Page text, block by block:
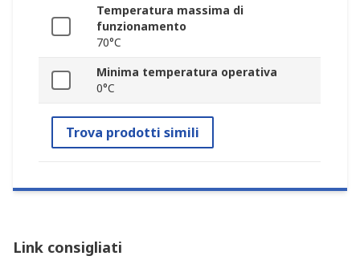
Temperatura massima di
funzionamento
70°C
Minima temperatura operativa
0°C
Trova prodotti simili
Link consigliati